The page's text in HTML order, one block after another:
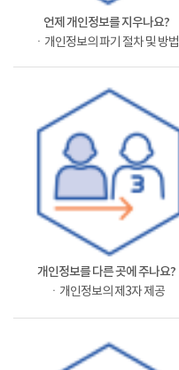
언제 개인정보를 지우나요?
ㆍ개인정보의 파기 절차 및 방법
개인정보를 다른 곳에 주나요?
ㆍ개인정보의 제3자 제공